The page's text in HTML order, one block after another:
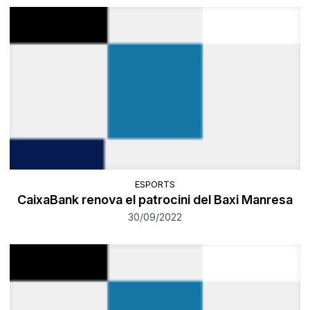
ESPORTS
CaixaBank renova el patrocini del Baxi Manresa
30/09/2022